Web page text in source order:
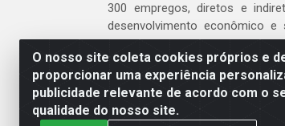
O nosso site coleta cookies próprios e
proporcionar uma experiência
publicidade relevante de acordo com o
qualidade do nosso site.
300 empregos, diretos e
desenvolvimento econômico
atua.
Venha fazer parte do nosso
Clique aqui